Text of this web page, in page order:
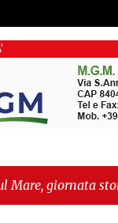
la ceramica